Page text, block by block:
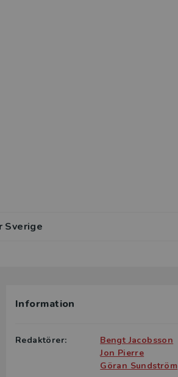
Sverige
Information
Redaktörer:
Bengt Jacobsson
Jon Pierre
Göran Sundström